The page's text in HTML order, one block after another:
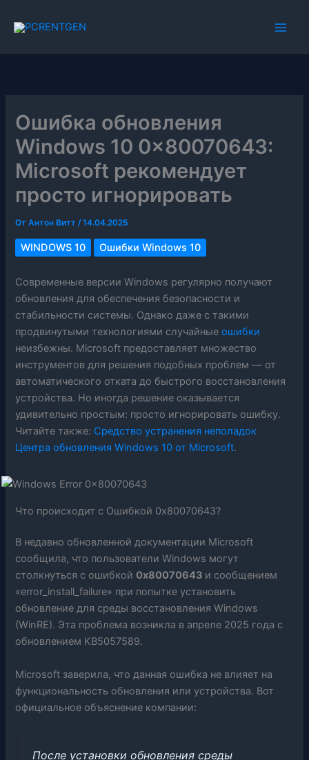
Ошибка обновления
Windows 10 0x80070643:
Microsoft рекомендует
просто игнорировать
ОтАнтон Витт/14.04.2025
WINDOWS 10 Ошибки Windows 10
Современные версии Windows регулярно получают
обновления для обеспечения безопасности и
стабильности системы. Однако даже с такими
продвинутыми технологиями случайныеошибки
неизбежны. Microsoft предоставляет множество
инструментов для решения подобных проблем — от
автоматического отката до быстрого восстановления
устройства. Но иногда решение оказывается
удивительно простым: просто игнорировать ошибку.
Читайте также: Средство устранения неполадок
Центра обновления Windows 10 от Microsoft.
Что происходит с Ошибкой 0x80070643?
В недавно обновленной документации Microsoft
сообщила, что пользователи Windows могут
столкнуться с ошибкой 0x80070643 и сообщением
«error_install_failure» при попытке установить
обновление для среды восстановления Windows
(WinRE). Эта проблема возникла в апреле 2025 года с
обновлением KB5057589.
Microsoft заверила, что данная ошибка не влияет на
функциональность обновления или устройства. Вот
официальное объяснение компании:
После установки обновления среды